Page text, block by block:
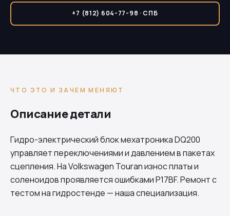
+7 (812) 604-77-98 · СПБ
ЧТО ЭТО И ЗАЧЕМ МЕНЯЮТ
Описание детали
Гидро-электрический блок мехатроникаDQ200
управляет переключениями и давлением в пакетах
сцепления. На Volkswagen Touran износ платы и
соленоидов проявляется ошибками P17BF. Ремонт с
тестом на гидростенде — наша специализация.